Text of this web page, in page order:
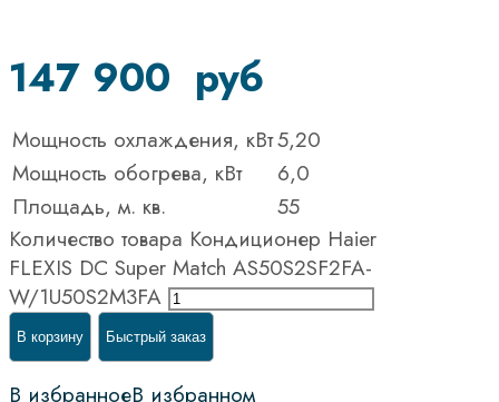
147 900 руб
Мощность охлаждения, кВт5,20
Мощность обогрева, кВт
6,0
Площадь, м. кв.
55
Количество товара Кондиционер Haier
FLEXIS DC Super Match AS50S2SF2FA-
W/1U50S2M3FA
В корзину Быстрый заказ
В избранноеВ избранном